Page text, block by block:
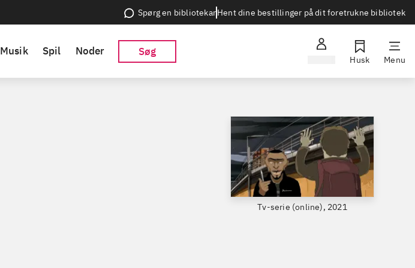
Spørg en bibliotekarHent dine bestillinger på dit foretrukne bibliotek
Musik Spil Noder Søg
Husk Menu
Tv-serie (online), 2021